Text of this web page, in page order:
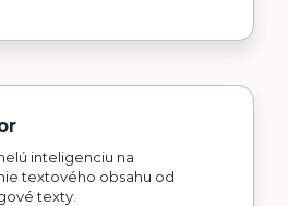
inteligenciu na
textového obsahu od
texty.